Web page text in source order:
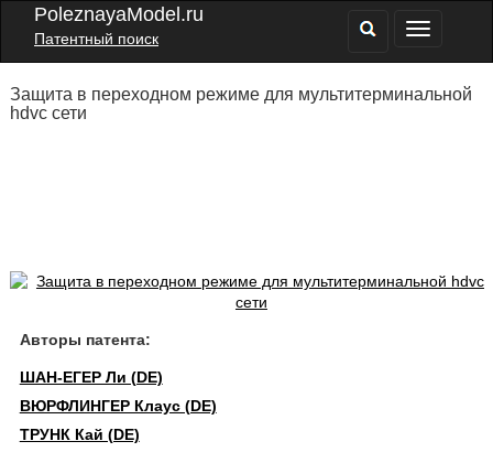
PoleznayaModel.ru
Патентный поиск
Защита в переходном режиме для мультитерминальной
hdvc сети
Авторы патента:
ШАН-ЕГЕР Ли (DE)
ВЮРФЛИНГЕР Клаус (DE)
ТРУНК Кай (DE)